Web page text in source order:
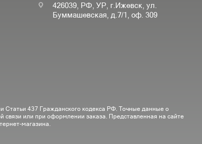
426039, РФ, УР, г.Ижевск, ул.
Буммашевская, д.7/1, оф. 309
Статьи 437 Гражданского кодекса РФ. Точные данные о
связи или при оформлении заказа. Представленная на сайте
магазина.